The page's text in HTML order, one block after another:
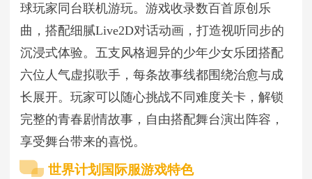
球玩家同台联机游玩。游戏收录数百首原创乐
曲，搭配细腻Live2D对话动画，打造视听同步的
沉浸式体验。五支风格迥异的少年少女乐团搭配
六位人气虚拟歌手，每条故事线都围绕治愈与成
长展开。玩家可以随心挑战不同难度关卡，解锁
完整的青春剧情故事，自由搭配舞台演出阵容，
享受舞台带来的喜悦。
世界计划国际服游戏特色